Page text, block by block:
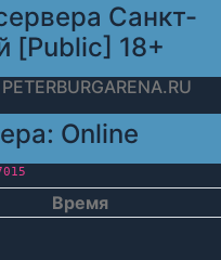
Санкт-
[Public] 18+
Online
Время